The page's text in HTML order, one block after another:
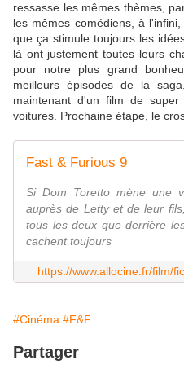
ressasse les mêmes thèmes,
les mêmes comédiens, à
que ça stimule toujours les
là ont justement toutes leurs
pour notre plus grand
meilleurs épisodes de la
maintenant d'un film de
voitures. Prochaine étape, le
Fast & Furious 9
Si Dom Toretto mène une
auprès de Letty et de leur
tous les deux que derrière
cachent toujours
https://www.allocine.fr/film/
#Cinéma #F&F
Partager